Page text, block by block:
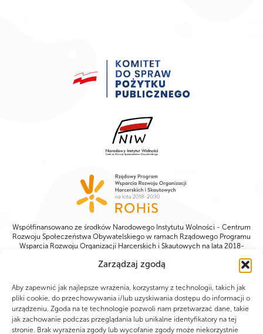
Zarządzaj zgodą
Aby zapewnić jak najlepsze wrażenia, korzystamy z technologii, takich jak
pliki cookie, do przechowywania i/lub uzyskiwania dostępu do informacji o
urządzeniu. Zgoda na te technologie pozwoli nam przetwarzać dane, takie
jak zachowanie podczas przeglądania lub unikalne identyfikatory na tej
stronie. Brak wyrażenia zgody lub wycofanie zgody może niekorzystnie
Współfinansowano ze środków Narodowego Instytutu Wolności - Centrum
Rozwoju Społeczeństwa Obywatelskiego w ramach Rządowego Programu
Wsparcia Rozwoju Organizacji Harcerskich i Skautowych na lata 2018-